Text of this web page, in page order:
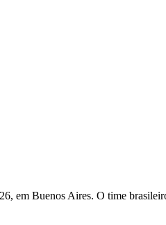
em Buenos Aires. O time